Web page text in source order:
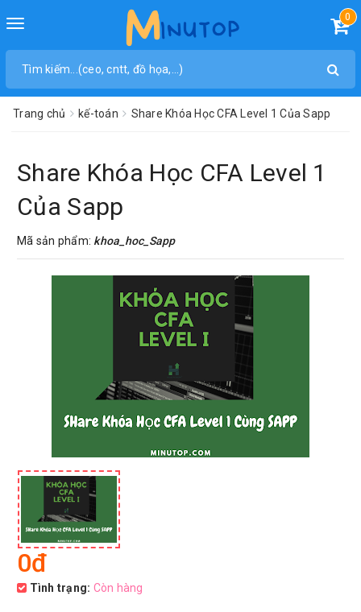
Toggle
0
Trang chủ kế-toán Share Khóa Học CFA Level 1 Của Sapp
Share Khóa Học CFA Level 1
Của Sapp
Mã sản phẩm: khoa_hoc_Sapp
0đ
Tình trạng: Còn hàng